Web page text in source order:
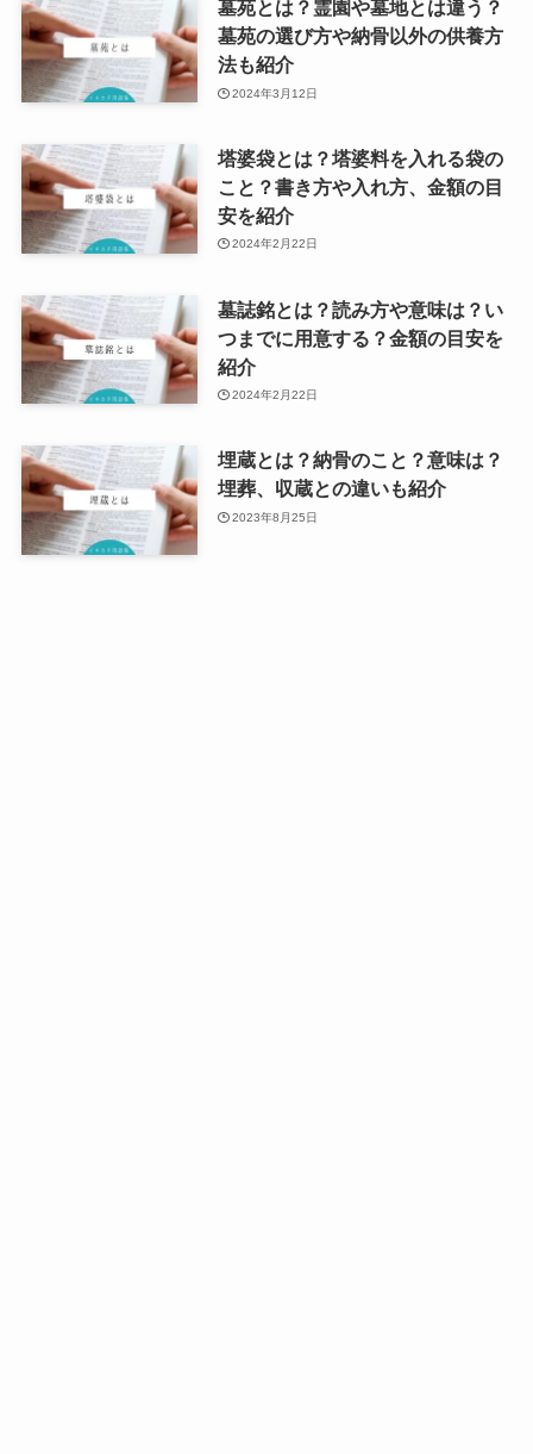
墓苑とは？霊園や墓地とは違う？
墓苑の選び方や納骨以外の供養方
法も紹介
2024年3月12日
塔婆袋とは？塔婆料を入れる袋の
こと？書き方や入れ方、金額の目
安を紹介
2024年2月22日
墓誌銘とは？読み方や意味は？い
つまでに用意する？金額の目安を
紹介
2024年2月22日
埋蔵とは？納骨のこと？意味は？
埋葬、収蔵との違いも紹介
2023年8月25日